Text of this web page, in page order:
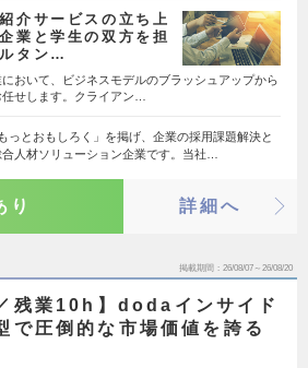
介サービスの立ち上
業と学生の双方を担
タン…
おいて、ビジネスモデルのブラッシュアップから
せします。クライアン…
っとおもしろく」を掲げ、企業の採用課題解決と
人材ソリューション企業です。当社…
り 詳細へ
掲載期間 26/08/07～26/08/20
残業10h】dodaインサイド
で圧倒的な市場価値を誇る